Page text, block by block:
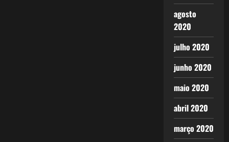
agosto
2020
julho 2020
junho 2020
maio 2020
abril 2020
março 2020